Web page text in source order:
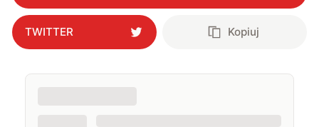
TWITTER Kopiuj